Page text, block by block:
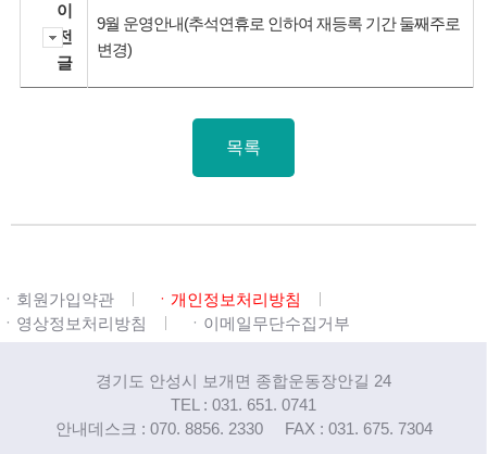
이
전
글
9월 운영안내(추석연휴로 인하여 재등록 기간 둘째주로
변경)
목록
ㆍ회원가입약관
ㆍ개인정보처리방침
ㆍ영상정보처리방침
ㆍ이메일무단수집거부
경기도 안성시 보개면 종합운동장안길 24
TEL : 031. 651. 0741
안내데스크 : 070. 8856. 2330
FAX : 031. 675. 7304